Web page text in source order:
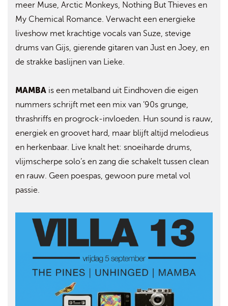
meer Muse, Arctic Monkeys, Nothing But Thieves en
My Chemical Romance. Verwacht een energieke
liveshow met krachtige vocals van Suze, stevige
drums van Gijs, gierende gitaren van Just en Joey, en
de strakke baslijnen van Lieke.
MAMBA is een metalband uit Eindhoven die eigen
nummers schrijft met een mix van ’90s grunge,
thrashriffs en progrock-invloeden. Hun sound is rauw,
energiek en groovet hard, maar blijft altijd melodieus
en herkenbaar. Live knalt het: snoeiharde drums,
vlijmscherpe solo’s en zang die schakelt tussen clean
en rauw. Geen poespas, gewoon pure metal vol
passie.